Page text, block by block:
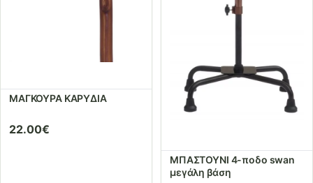
ΜΑΓΚΟΥΡΑ ΚΑΡΥΔΙΑ
22.00€
ΜΠΑΣΤΟΥΝΙ 4-ποδο swan
μεγάλη βάση